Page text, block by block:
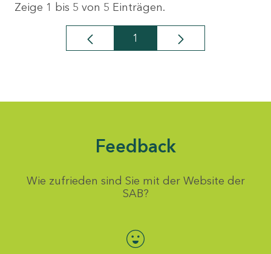
Zeige 1 bis 5 von 5 Einträgen.
Seite
1
Feedback
Wie zufrieden sind Sie mit der Website der
SAB?
Bewertung auswählen